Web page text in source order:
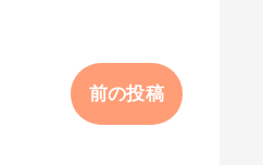
前の投稿